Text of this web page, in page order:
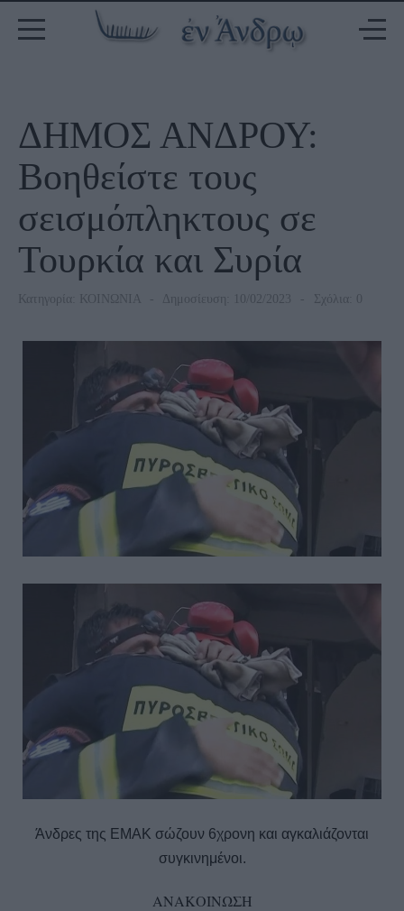
ΔΗΜΟΣ ΑΝΔΡΟΥ:
Βοηθείστε τους
σεισμόπληκτους σε
Τουρκία και Συρία
Κατηγορία: ΚΟΙΝΩΝΙΑ Δημοσίευση: 10/02/2023 Σχόλια: 0
Άνδρες της ΕΜΑΚ σώζουν 6χρονη και αγκαλιάζονται
συγκινημένοι.
ΑΝΑΚΟΙΝΩΣΗ